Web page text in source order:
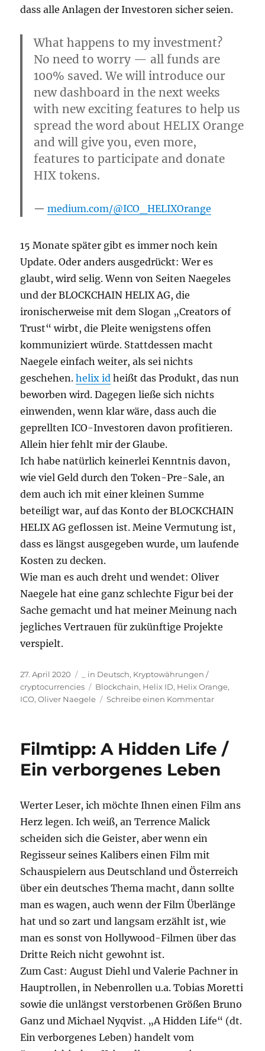
dass alle Anlagen der Investoren sicher seien.
What happens to my investment?
No need to worry — all funds are
100% saved. We will introduce our
new dashboard in the next weeks
with new exciting features to help us
spread the word about HELIX Orange
and will give you, even more,
features to participate and donate
HIX tokens.
medium.com/@ICO_HELIXOrange
15 Monate später gibt es immer noch kein
Update. Oder anders ausgedrückt: Wer es
glaubt, wird selig. Wenn von Seiten Naegeles
und der BLOCKCHAIN HELIX AG, die
ironischerweise mit dem Slogan „Creators of
Trust“ wirbt, die Pleite wenigstens offen
kommuniziert würde. Stattdessen macht
Naegele einfach weiter, als sei nichts
geschehen.helix id heißt das Produkt, das nun
beworben wird. Dagegen ließe sich nichts
einwenden, wenn klar wäre, dass auch die
geprellten ICO-Investoren davon profitieren.
Allein hier fehlt mir der Glaube.
Ich habe natürlich keinerlei Kenntnis davon,
wie viel Geld durch den Token-Pre-Sale, an
dem auch ich mit einer kleinen Summe
beteiligt war, auf das Konto der BLOCKCHAIN
HELIX AG geflossen ist. Meine Vermutung ist,
dass es längst ausgegeben wurde, um laufende
Kosten zu decken.
Wie man es auch dreht und wendet: Oliver
Naegele hat eine ganz schlechte Figur bei der
Sache gemacht und hat meiner Meinung nach
jegliches Vertrauen für zukünftige Projekte
verspielt.
Veröffentlicht
am
27. April 2020 Kategorien
_ in Deutsch, Kryptowährungen /
cryptocurrencies
Schlagwörter
Blockchain, Helix ID, Helix Orange,
ICO,Oliver Naegele Schreibe einen Kommentarzu
tot.
Pre-
sind
Filmtipp: A Hidden Life /
Ein verborgenes Leben
Werter Leser, ich möchte Ihnen einen Film ans
Herz legen. Ich weiß, an Terrence Malick
scheiden sich die Geister, aber wenn ein
Regisseur seines Kalibers einen Film mit
Schauspielern aus Deutschland und Österreich
über ein deutsches Thema macht, dann sollte
man es wagen, auch wenn der Film Überlänge
hat und so zart und langsam erzählt ist, wie
man es sonst von Hollywood-Filmen über das
Dritte Reich nicht gewohnt ist.
Zum Cast: August Diehl und Valerie Pachner in
Hauptrollen, in Nebenrollen u.a. Tobias Moretti
sowie die unlängst verstorbenen Größen Bruno
Ganz und Michael Nyqvist. „A Hidden Life“ (dt.
Ein verborgenes Leben) handelt vom